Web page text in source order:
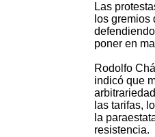
Las
los gremios
poner en
Rodolfo
indicó que
las tarifas,
la
resistencia.